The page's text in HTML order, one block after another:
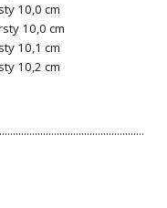
10,0 cm
10,0 cm
10,1 cm
10,2 cm